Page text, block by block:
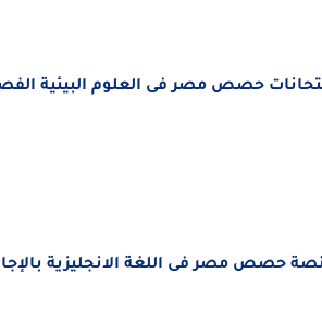
حصص مصر فى العلوم البيئية الفصل
حصص مصر فى اللغة الانجليزية بالإجابات